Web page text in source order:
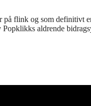
flink og som definitivt
aldrende